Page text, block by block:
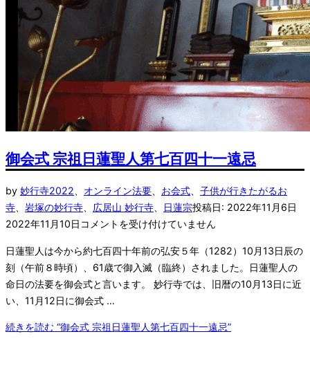
御会式 宗祖日蓮聖人第七百四十一遠忌
by 妙行寺2022 オンライン法要 お会式
子供が行きたがるお
寺
岩塚の妙行寺 広居山 妙行寺 日蓮宗投稿日: 2022年11月6日
2022年11月10日 コメントを受け付けていません
日蓮聖人は今から約七百四十年前の弘安５年（1282）10月13日辰の
刻（午前８時頃）、61歳で御入滅（臨終）されました。日蓮聖人の
命日の法要を御会式と言います。 妙行寺では、旧暦の10月13日に近
い、11月12日に御会式 …
続きを読む “御会式 宗祖日蓮聖人第七百四十一遠忌”